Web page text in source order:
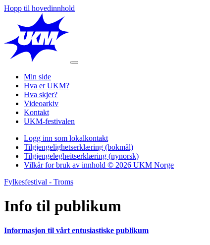
Hopp til hovedinnhold
Min side
Hva er UKM?
Hva skjer?
Videoarkiv
Kontakt
UKM-festivalen
Logg inn som lokalkontakt
Tilgjengelighetserklæring (bokmål)
Tilgjengelegheitserklæring (nynorsk)
Vilkår for bruk av innhold © 2026 UKM Norge
Fylkesfestival - Troms
Info til publikum
Informasjon til vårt entusiastiske publikum